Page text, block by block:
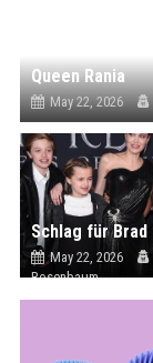
Queen Rania
May 22, 2026
May 22, 2026
Rosenbaum